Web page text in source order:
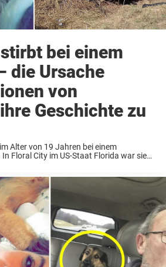
bei einem
die Ursache
von
Geschichte zu
Alter von 19 Jahren bei einem
Floral City im US-Staat Florida war sie